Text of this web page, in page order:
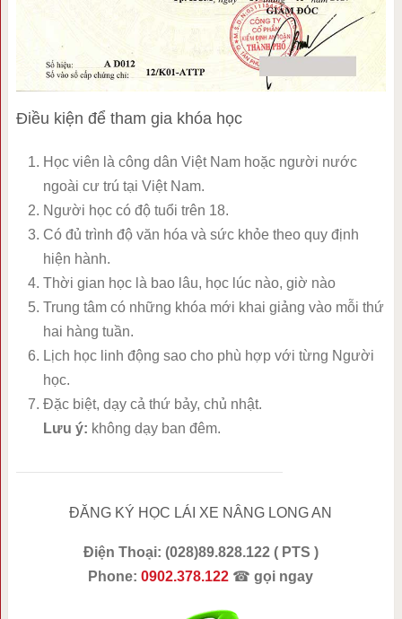
Điều kiện để tham gia khóa học
Học viên là công dân Việt Nam hoặc người nước
ngoài cư trú tại Việt Nam.
Người học có độ tuổi trên 18.
Có đủ trình độ văn hóa và sức khỏe theo quy định
hiện hành.
Thời gian học là bao lâu, học lúc nào, giờ nào
Trung tâm có những khóa mới khai giảng vào mỗi thứ
hai hàng tuần.
Lịch học linh động sao cho phù hợp với từng Người
học.
Đặc biệt, dạy cả thứ bảy, chủ nhật.
Lưu ý: không dạy ban đêm.
ĐĂNG KÝ HỌC LÁI XE NÂNG LONG AN
Điện Thoại: (028)89.828.122 ( PTS )
Phone: 0902.378.122 ☎gọi ngay